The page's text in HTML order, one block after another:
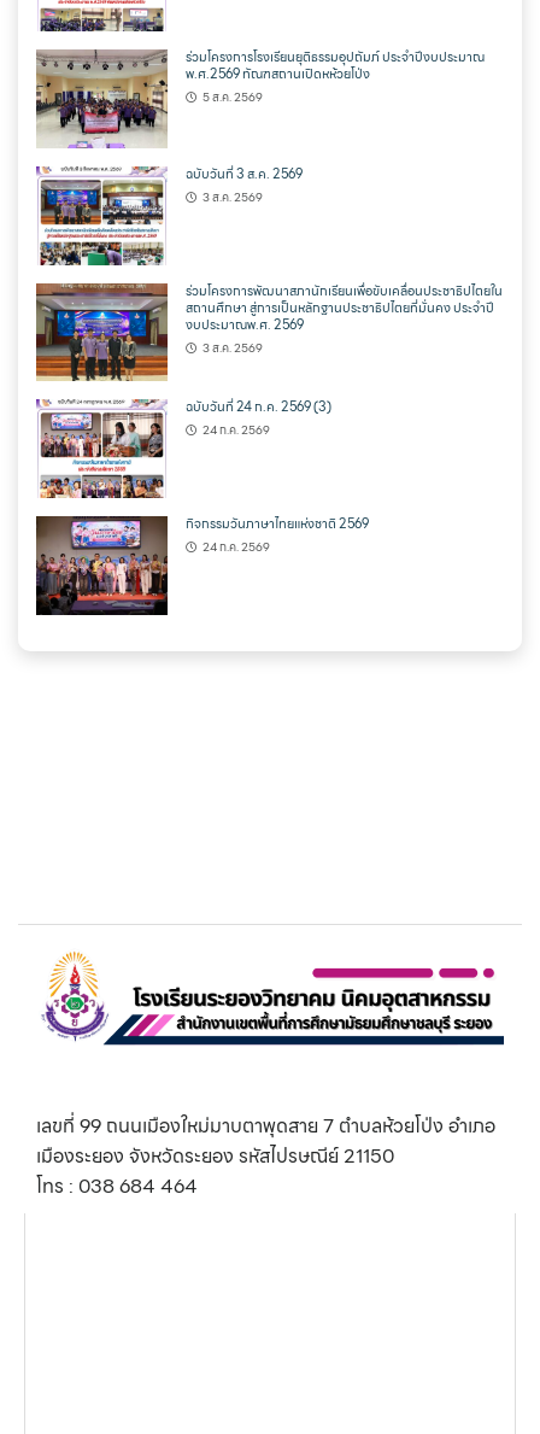
ร่วมโครงการโรงเรียนยุติธรรมอุปถัมภ์ ประจำปีงบประมาณ
พ.ศ.2569 ทัณฑสถานเปิดหห้วยโป่ง
5 ส.ค. 2569
ฉบับวันที่ 3 ส.ค. 2569
3 ส.ค. 2569
ร่วมโครงการพัฒนาสภานักเรียนเพื่อขับเคลื่อนประชาธิปไตยใน
สถานศึกษา สู่การเป็นหลักฐานประชาธิปไตยที่มั่นคง ประจำปี
งบประมาณพ.ศ. 2569
3 ส.ค. 2569
ฉบับวันที่ 24 ก.ค. 2569 (3)
24 ก.ค. 2569
กิจกรรมวันภาษาไทยแห่งชาติ 2569
24 ก.ค. 2569
เลขที่ 99 ถนนเมืองใหม่มาบตาพุดสาย 7 ตำบลห้วยโป่ง อำเภอ
เมืองระยอง จังหวัดระยอง รหัสไปรษณีย์ 21150
โทร : 038 684 464